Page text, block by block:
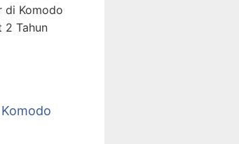
di Komodo
2 Tahun